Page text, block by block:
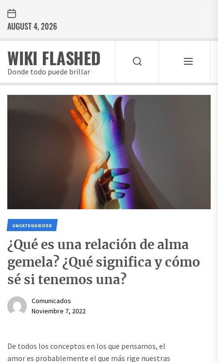
the
content
AUGUST 4, 2026
WIKI FLASHED
Donde todo puede brillar
UNCATEGORIZED
¿Qué es una relación de alma
gemela? ¿Qué significa y cómo
sé si tenemos una?
Comunicados
Noviembre 7, 2022
De todos los conceptos en los que pensamos, el
amor es probablemente el que más rige nuestras